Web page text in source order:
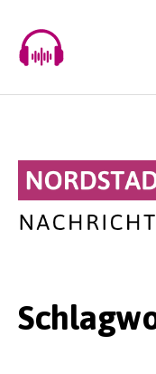
content